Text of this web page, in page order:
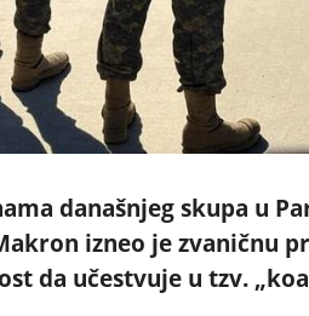
današnjeg skupa u
izneo je zvaničnu
da učestvuje u tzv.